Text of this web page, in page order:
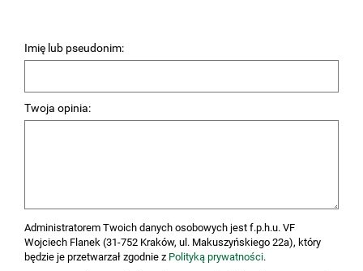
Imię lub pseudonim:
Twoja opinia:
Administratorem Twoich danych osobowych jest f.p.h.u. VF
Wojciech Flanek (31-752 Kraków, ul. Makuszyńskiego 22a), który
będzie je przetwarzał zgodnie z Polityką prywatności.